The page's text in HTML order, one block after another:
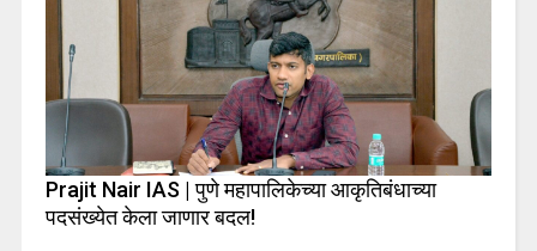
Prajit Nair IAS | पुणे महापालिकेच्या आकृतिबंधाच्या
पदसंख्येत केला जाणार बदल!